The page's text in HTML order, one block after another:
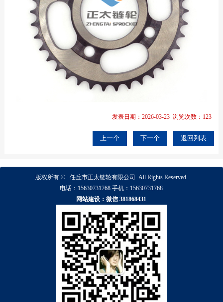
发表日期：2026-03-23 浏览次数：123
上一个 下一个 返回列表
版权所有 © 任丘市正太链轮有限公司 All Rights Reserved.
电话： 15630731768 手机： 15630731768
网站建设：微信 381868431